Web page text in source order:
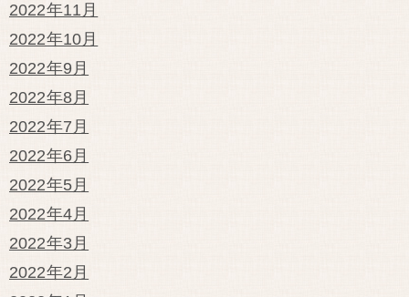
2022年11月
2022年10月
2022年9月
2022年8月
2022年7月
2022年6月
2022年5月
2022年4月
2022年3月
2022年2月